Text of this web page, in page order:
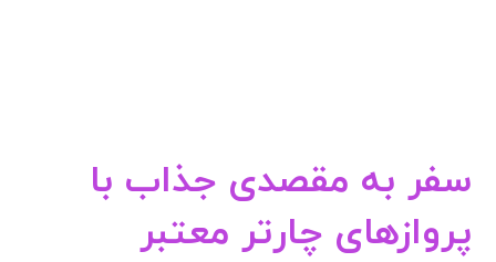
سفر به مقصدی جذاب با
پروازهای چارتر معتبر